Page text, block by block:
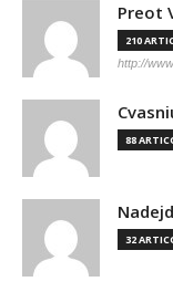
Preot
210
http://
88
32